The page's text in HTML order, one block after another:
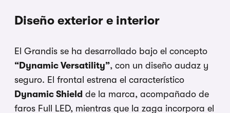
Diseño exterior e interior
El Grandis se ha desarrollado bajo el concepto
“Dynamic Versatility”, con un diseño audaz y
seguro. El frontal estrena el característico
Dynamic Shield de la marca, acompañado de
faros Full LED, mientras que la zaga incorpora el